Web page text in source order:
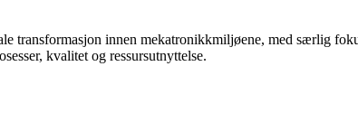
transformasjon innen mekatronikkmiljøene, med særlig
kvalitet og ressursutnyttelse.